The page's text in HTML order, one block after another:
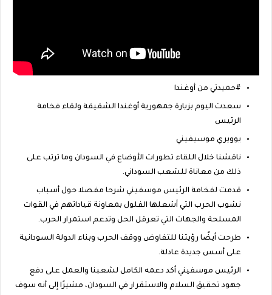
#حميدتي من أوغندا
سعدت اليوم بزيارة جمهورية أوغندا الشقيقة ولقاء فخامة
الرئيس
يوويري موسيفيني
ناقشنا خلال اللقاء تطورات الأوضاع في السودان وما ترتب على
ذلك من معاناة للشعب السوداني.
قدمت لفخامة الرئيس موسفيني شرحا مفصلا حول أسباب
نشوب الحرب التي أشعلها الفلول بمعاونة قياداتهم في القوات
المسلحة والجهات التي تعرقل الحل وتدعم استمرار الحرب.
طرحت أيضًا رؤيتنا للتفاوض ووقف الحرب وبناء الدولة السودانية
على أسس جديدة عادلة.
الرئيس موسفيني أكد دعمه الكامل لشعبنا والعمل على دفع
جهود تحقيق السلام والاستقرار في السودان، مشيرًا إلى أنه سوف